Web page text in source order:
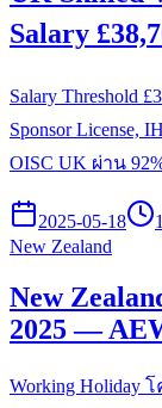
Salary
Salary Threshold
Sponsor License,
OISC UK ผ่าน
2025-05-18
New Zealand
New
2025 —
Working Holiday